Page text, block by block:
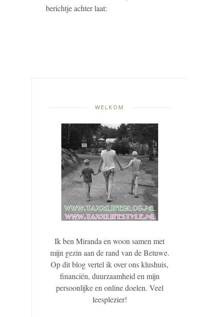
berichtje achter laat:
WELKOM
Ik ben Miranda en woon samen met
mijn gezin aan de rand van de Betuwe.
Op dit blog vertel ik over ons klushuis,
financiën, duurzaamheid en mijn
persoonlijke en online doelen. Veel
leesplezier!